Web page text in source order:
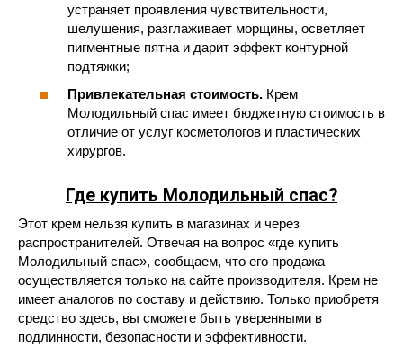
устраняет проявления чувствительности,
шелушения, разглаживает морщины, осветляет
пигментные пятна и дарит эффект контурной
подтяжки;
Привлекательная стоимость. Крем
Молодильный спас имеет бюджетную стоимость в
отличие от услуг косметологов и пластических
хирургов.
Где купить Молодильный спас?
Этот крем нельзя купить в магазинах и через
распространителей. Отвечая на вопрос «где купить
Молодильный спас», сообщаем, что его продажа
осуществляется только на сайте производителя. Крем не
имеет аналогов по составу и действию. Только приобретя
средство здесь, вы сможете быть уверенными в
подлинности, безопасности и эффективности.